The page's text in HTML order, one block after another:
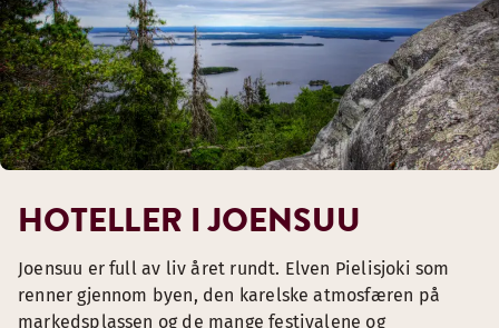
HOTELLER I JOENSUU
Joensuu er full av liv året rundt. Elven Pielisjoki som
renner gjennom byen, den karelske atmosfæren på
markedsplassen og de mange festivalene og